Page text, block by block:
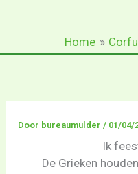
Home Corfu
Door bureaumulder/ 01/04/
Ik
De Grieken